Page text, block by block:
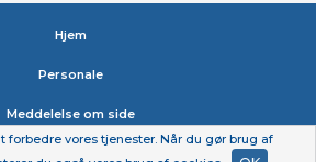
Hjem
Personale
Meddelelse om side
forbedre vores tjenester. Når du gør brug af